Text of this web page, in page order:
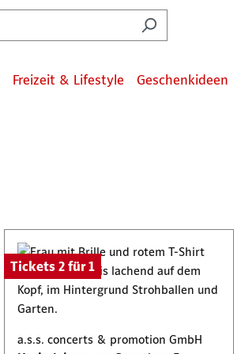
Freizeit & Lifestyle Geschenkideen
Tickets 2 für 1
a.s.s. concerts & promotion GmbH